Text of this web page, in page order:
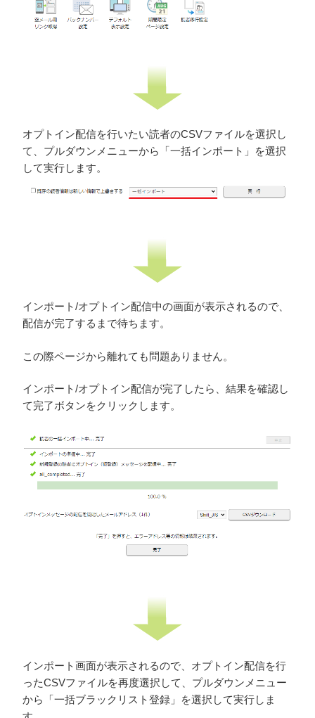
オプトイン配信を行いたい読者のCSVファイルを選択し
て、プルダウンメニューから「一括インポート」を選択
して実行します。
インポート/オプトイン配信中の画面が表示されるので、
配信が完了するまで待ちます。
この際ページから離れても問題ありません。
インポート/オプトイン配信が完了したら、結果を確認し
て完了ボタンをクリックします。
インポート画面が表示されるので、オプトイン配信を行
ったCSVファイルを再度選択して、プルダウンメニュー
から「一括ブラックリスト登録」を選択して実行しま